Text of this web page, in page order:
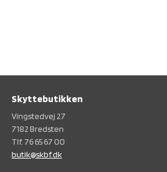
Skyttebutikken
Vingstedvej 27
7182 Bredsten
Tlf. 76 65 67 00
butik@skbf.dk